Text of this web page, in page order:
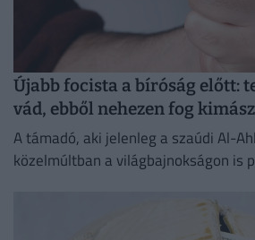
Újabb focista a bíróság előtt:
vád, ebből nehezen fog
A támadó, aki jelenleg a szaúdi Al-
közelmúltban a világbajnokságon is